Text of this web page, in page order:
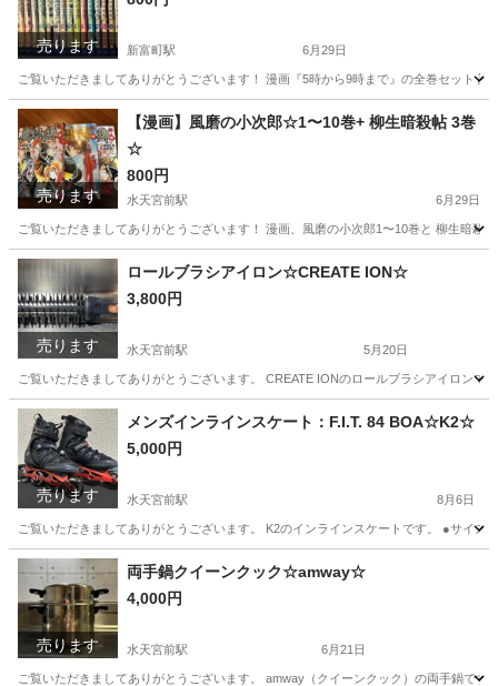
売ります 新富町駅 6月29日
ご覧いただきましてありがとうございます！ 漫画『5時から9時まで』の全巻セット
東京 中央区 新富町駅 マンガ、コミック、アニメ 漫画
売ります
【漫画】風磨の小次郎☆1〜10巻+ 柳生暗殺帖 3巻
☆
800円
水天宮前駅 6月29日
ご覧いただきましてありがとうございます！ 漫画、風磨の小次郎1〜10巻と 柳生暗
東京 中央区 水天宮前駅 その他
売ります
ロールブラシアイロン☆CREATE ION☆
3,800円
水天宮前駅 5月20日
ご覧いただきましてありがとうございます。 CREATE IONのロールブラシアイロン
東京 中央区 水天宮前駅 美容家電 ロールブラシアイロン
売ります
メンズインラインスケート：F.I.T. 84 BOA☆K2☆
5,000円
水天宮前駅 8月6日
ご覧いただきましてありがとうございます。 K2のインラインスケートです。 ●サイ
東京 中央区 水天宮前駅 その他
売ります
両手鍋クイーンクック☆amway☆
4,000円
水天宮前駅 6月21日
ご覧いただきましてありがとうございます。 amway（クイーンクック）の両手鍋で